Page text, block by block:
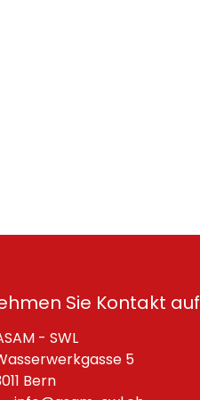
Sie Kontakt auf
- SWL
5
Bern